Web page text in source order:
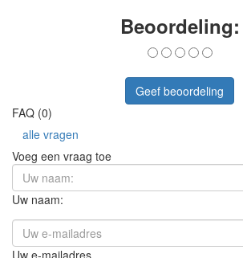
Beoordeling:
Geef beoordeling
FAQ (0)
alle vragen
Voeg een vraag toe
Uw naam:
Uw e-mailadres